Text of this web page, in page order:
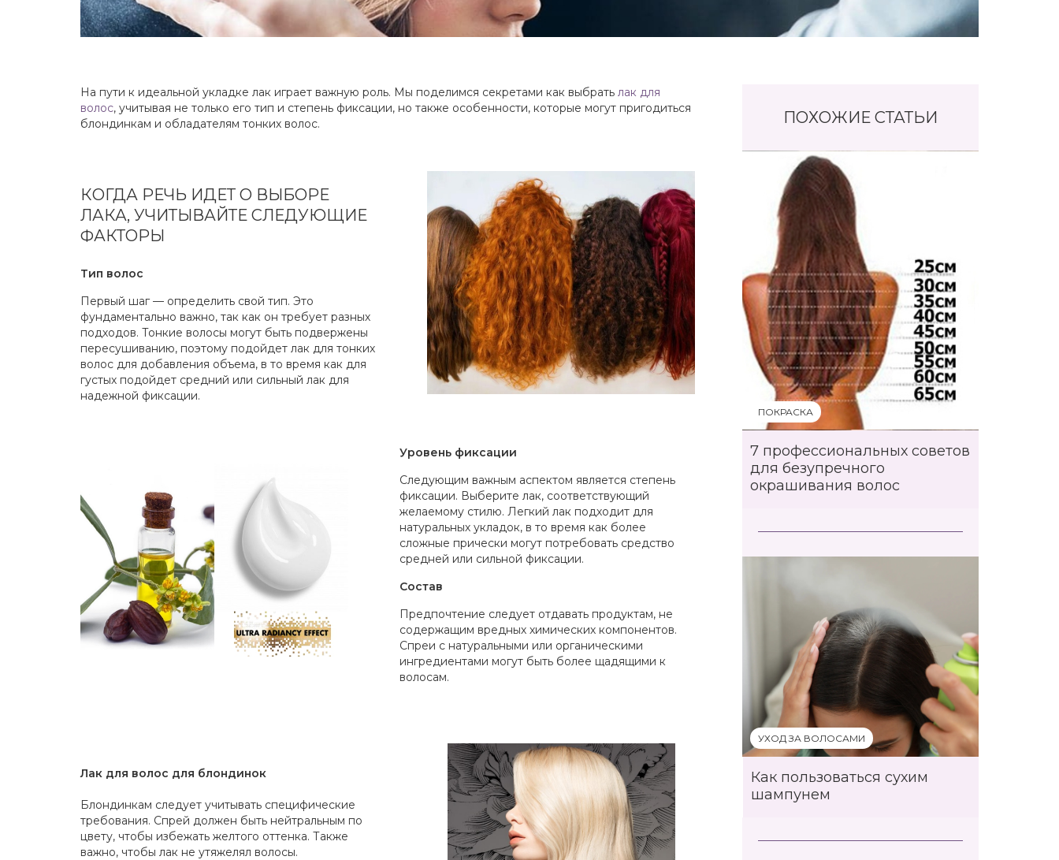
ПОХОЖИЕ СТАТЬИ
ПОКРАСКА
7 профессиональных советов
для безупречного
окрашивания волос
УХОД ЗА ВОЛОСАМИ
Как пользоваться сухим
шампунем
На пути к идеальной укладке лак играет важную роль. Мы поделимся секретами как выбрать лак для
волос, учитывая не только его тип и степень фиксации, но также особенности, которые могут пригодиться
блондинкам и обладателям тонких волос.
КОГДА РЕЧЬ ИДЕТ О ВЫБОРЕ
ЛАКА, УЧИТЫВАЙТЕ СЛЕДУЮЩИЕ
ФАКТОРЫ
Тип волос
Первый шаг — определить свой тип. Это
фундаментально важно, так как он требует разных
подходов. Тонкие волосы могут быть подвержены
пересушиванию, поэтому подойдет лак для тонких
волос для добавления объема, в то время как для
густых подойдет средний или сильный лак для
надежной фиксации.
Уровень фиксации
Следующим важным аспектом является степень
фиксации. Выберите лак, соответствующий
желаемому стилю. Легкий лак подходит для
натуральных укладок, в то время как более
сложные прически могут потребовать средство
средней или сильной фиксации.
Состав
Предпочтение следует отдавать продуктам, не
содержащим вредных химических компонентов.
Спреи с натуральными или органическими
ингредиентами могут быть более щадящими к
волосам.
Лак для волос для блондинок
Блондинкам следует учитывать специфические
требования. Спрей должен быть нейтральным по
цвету, чтобы избежать желтого оттенка. Также
важно, чтобы лак не утяжелял волосы.